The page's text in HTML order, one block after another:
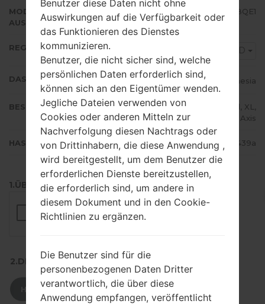
MODEM/CP
AUSFÜHRUNG
J500GXXU1BQE1
REGION XID
DAS LAND Indonesia
BESCHREIBUNG
Indosat, Indosat M3, Telkomsel, XL,
3, Axis
HASH c96d8dabaec3483f2efa11d69a32439a
1.ÜBERPRÜFEN SIE AUF RECAPTCHA
2.DRÜCKEN SIE ZUM HERUNTERLADEN
HERUNTERLADEN
Benutzer diese Daten nicht ohne
Auswirkungen auf die Verfügbarkeit oder
das Funktionieren des Dienstes
kommunizieren.
Benutzer, die nicht sicher sind, welche
persönlichen Daten erforderlich sind,
können sich an den Eigentümer wenden.
Jegliche Dateien verwenden von
Cookies oder anderen Mitteln zur
Nachverfolgung diesen Nachtrags oder
von Drittinhabern, die diese Anwendung ,
wird bereitgestellt, um dem Benutzer die
erforderlichen Dienste bereitzustellen,
die erforderlich sind, um andere in
diesem Dokument und in den Cookie-
Richtlinien zu ergänzen.
Die Benutzer sind für die
personenbezogenen Daten Dritter
verantwortlich, die über diese
Anwendung empfangen, veröffentlicht